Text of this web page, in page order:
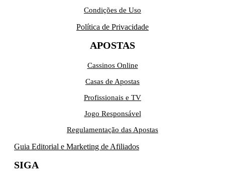
Condições de Uso
Política de Privacidade
APOSTAS
Cassinos Online
Casas de Apostas
Profissionais e TV
Jogo Responsável
Regulamentação das Apostas
Guia Editorial e Marketing de Afiliados
SIGA